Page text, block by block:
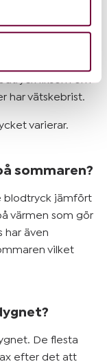
med annan
som de har
är i vila
och
aktivitet,
liksom om
har vätskebrist.
varierar.
sommaren?
blodtryck jämfört
värmen som gör
har även
vilket
De flesta
efter det att